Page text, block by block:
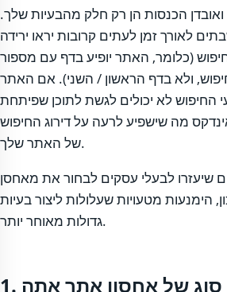
הכנסות הן רק חלק מהבעיות שלך.
לאורך זמן לעתים קרובות יראו ירידה
(כלומר, האתר יופיע בדף עם מספור
ולא בדף הראשון / השני). אם האתר
החיפוש לא יכולים לגשת לתוכן שפיתחת
מה שישפיע לרעה על דירוג החיפוש
של האתר שלך.
10 טיפים שיעזרו לבעלי עסקים לבחור את מאחסן
הימנעות מטעויות שעלולות ליצור בעיות
גדולות מאוחר יותר.
1. דע איזה סוג של אחסון אתר אתה